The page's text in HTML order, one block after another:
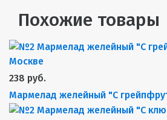
Похожие товары
238 руб.
Мармелад желейный "С